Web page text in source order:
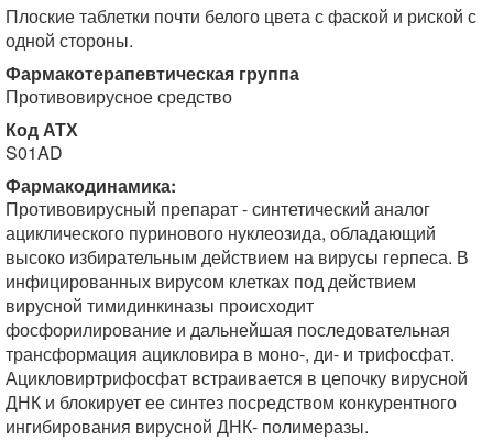
Плоские таблетки почти белого цвета с фаской и риской с
одной стороны.
Фармакотерапевтическая группа
Противовирусное средство
Код АТХ
S01AD
Фармакодинамика:
Противовирусный препарат - синтетический аналог
ациклического пуринового нуклеозида, обладающий
высоко избирательным действием на вирусы герпеса. В
инфицированных вирусом клетках под действием
вирусной тимидинкиназы происходит
фосфорилирование и дальнейшая последовательная
трансформация ацикловира в моно-, ди- и трифосфат.
Ацикловиртрифосфат встраивается в цепочку вирусной
ДНК и блокирует ее синтез посредством конкурентного
ингибирования вирусной ДНК- полимеразы.